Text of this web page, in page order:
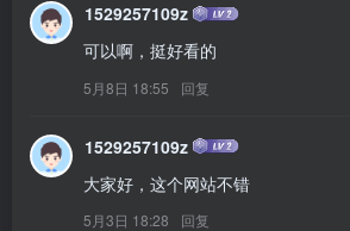
1529257109z
可以啊，挺好看的
5月8日 18:55 回复
1529257109z
大家好，这个网站不错
5月3日 18:28 回复